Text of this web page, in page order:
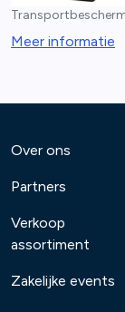
Meer informatie
Over ons
Partners
Verkoop
assortiment
Zakelijke events